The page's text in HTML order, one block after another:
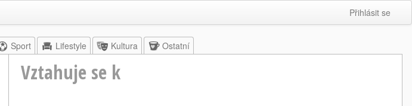
Přihlásit se
Sport Lifestyle Kultura Ostatní
Vztahuje se k